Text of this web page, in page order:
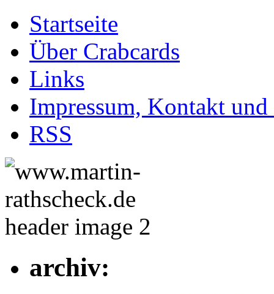
Startseite
Über Crabcards
Links
Impressum, Kontakt und
RSS
archiv: